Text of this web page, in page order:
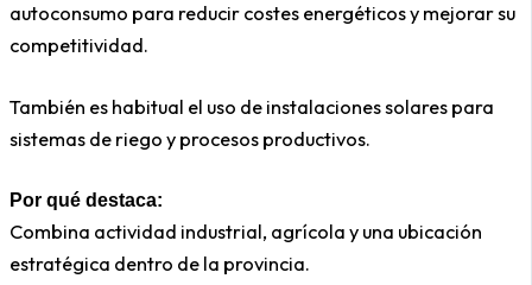
autoconsumo para reducir costes energéticos y mejorar su
competitividad.
También es habitual el uso de instalaciones solares para
sistemas de riego y procesos productivos.
Por qué destaca:
Combina actividad industrial, agrícola y una ubicación
estratégica dentro de la provincia.